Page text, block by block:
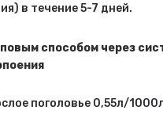
в течение 5-7 дней.
способом через
поголовье 0,55л/